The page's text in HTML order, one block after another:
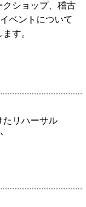
ショップ、稽古
ベントについて
す。
たリハーサル